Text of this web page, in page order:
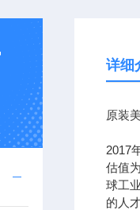
详细
原装
2017
估值
球工
的人